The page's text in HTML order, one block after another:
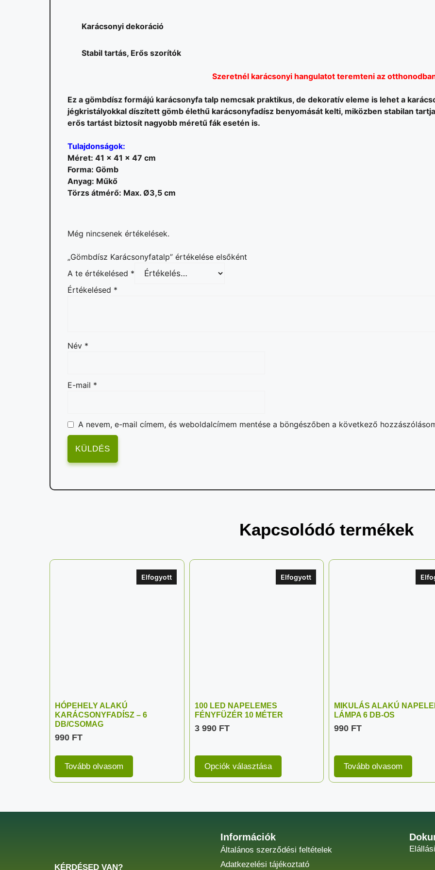
Karácsonyi dekoráció
Stabil tartás, Erős szorítók
Szeretnél karácsonyi hangulatot teremteni az
Ez a gömbdísz formájú karácsonyfa talp nemcsak praktikus, de dekoratív eleme is lehet a
jégkristályokkal díszített gömb élethű karácsonyfadísz benyomását kelti, miközben stabilan
erős tartást biztosít nagyobb méretű fák esetén is.
Tulajdonságok:
Méret: 41 x 41 x 47 cm
Forma: Gömb
Anyag: Műkő
Törzs átmérő: Max. Ø3,5 cm
Még nincsenek értékelések.
„Gömbdísz Karácsonyfatalp” értékelése elsőként
A te értékelésed *
Értékelésed *
Név *
E-mail *
A nevem, e-mail címem, és weboldalcímem mentése a böngészőben a következő
Kapcsolódó termékek
Elfogyott
HÓPEHELY ALAKÚ
KARÁCSONYFADÍSZ – 6
DB/CSOMAG
990 FT
Tovább olvasom
Elfogyott
100 LED NAPELEMES
FÉNYFÜZÉR 10 MÉTER
3 990 FT
Opciók választása
MIKULÁS ALAKÚ
LÁMPA 6 DB-OS
990 FT
Tovább olvasom
KÉRDÉSED VAN?
Információk
Általános szerződési feltételek
Adatkezelési tájékoztató